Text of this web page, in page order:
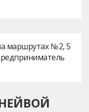
маршрутах № 2, 5